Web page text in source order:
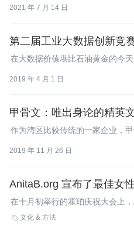
2021 年 7 月 14 日
第二届工业大数据创新竞
未来
在大数据价值堪比石油黄金的今
2019 年 4 月 1 日
甲骨文：唯出身论的精英
作为湾区比较传统的一家企业，
求职者学历的看重，使公司内部
2019 年 11 月 26 日
AnitaB.org 宣布了最佳女
在十月初举行的霍珀庆祝大会上
雇主奖颁给了Accenture、
文化 & 方法